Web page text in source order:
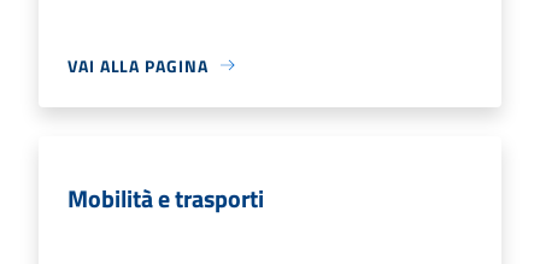
VAI ALLA PAGINA
Mobilità e trasporti